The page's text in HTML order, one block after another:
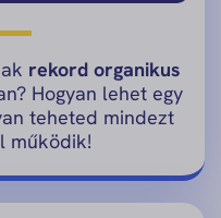
rekord organikus
Hogyan lehet egy
teheted mindezt
működik!